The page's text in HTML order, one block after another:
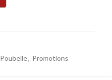
Poubelle, Promotions